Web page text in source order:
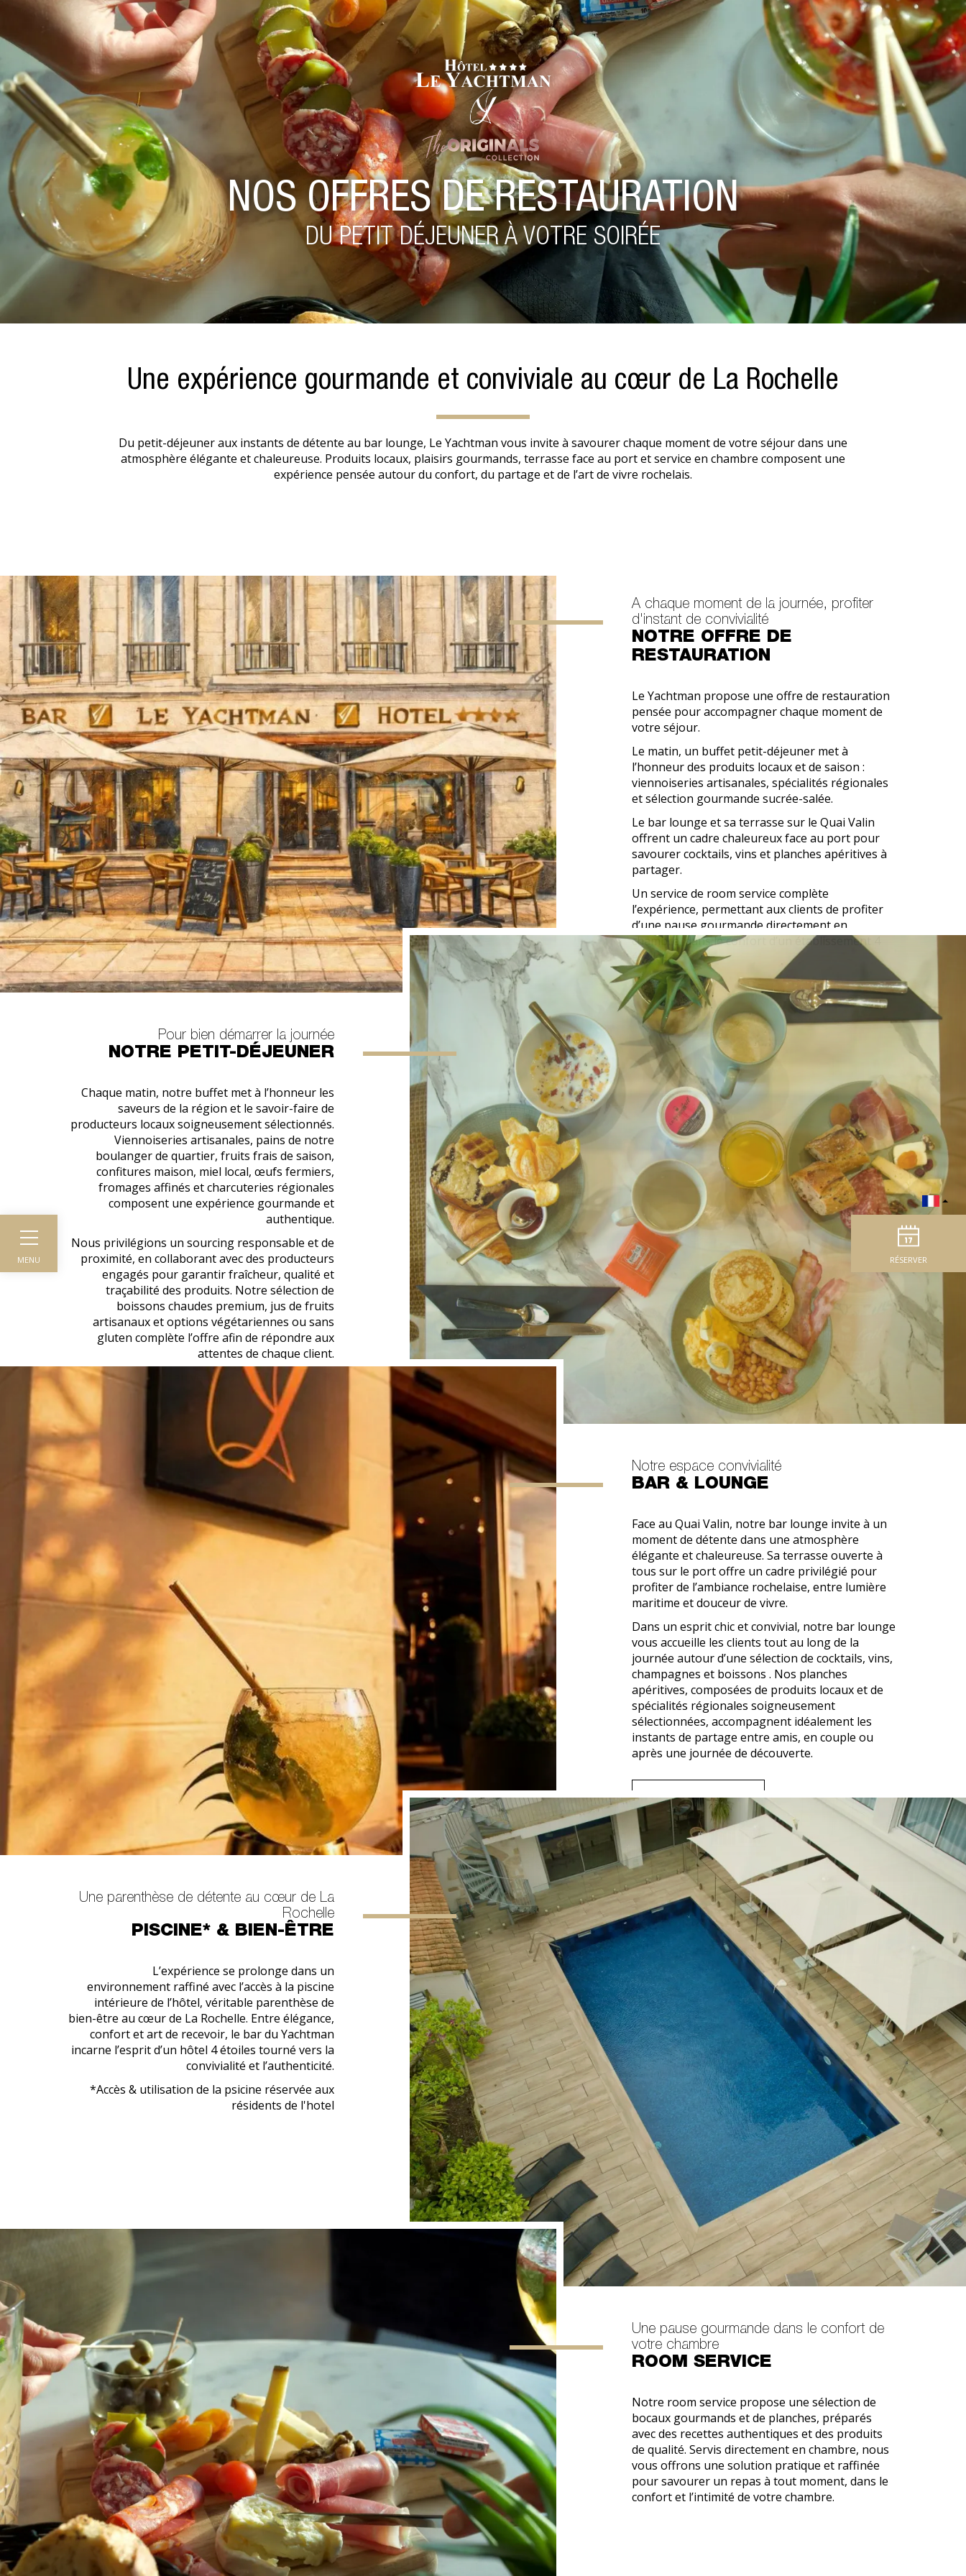
MENU RÉSERVER
NOS OFFRES DE RESTAURATION
DU PETIT DÉJEUNER À VOTRE SOIRÉE
Une expérience gourmande et conviviale au cœur de La Rochelle
Du petit-déjeuner aux instants de détente au bar lounge, Le Yachtman vous invite à savourer chaque moment de votre séjour dans une
atmosphère élégante et chaleureuse. Produits locaux, plaisirs gourmands, terrasse face au port et service en chambre composent une
expérience pensée autour du confort, du partage et de l’art de vivre rochelais.
A chaque moment de la journée, profiter
d'instant de convivialité
NOTRE OFFRE DE
RESTAURATION
Le Yachtman propose une offre de restauration
pensée pour accompagner chaque moment de
votre séjour.
Le matin, un buffet petit-déjeuner met à
l’honneur des produits locaux et de saison :
viennoiseries artisanales, spécialités régionales
et sélection gourmande sucrée-salée.
Le bar lounge et sa terrasse sur le Quai Valin
offrent un cadre chaleureux face au port pour
savourer cocktails, vins et planches apéritives à
partager.
Un service de room service complète
l’expérience, permettant aux clients de profiter
d’une pause gourmande directement en
chambre, dans le confort d’un établissement 4
étoiles.
Pour bien démarrer la journée
NOTRE PETIT-DÉJEUNER
Chaque matin, notre buffet met à l’honneur les
saveurs de la région et le savoir-faire de
producteurs locaux soigneusement sélectionnés.
Viennoiseries artisanales, pains de notre
boulanger de quartier, fruits frais de saison,
confitures maison, miel local, œufs fermiers,
fromages affinés et charcuteries régionales
composent une expérience gourmande et
authentique.
Nous privilégions un sourcing responsable et de
proximité, en collaborant avec des producteurs
engagés pour garantir fraîcheur, qualité et
traçabilité des produits. Notre sélection de
boissons chaudes premium, jus de fruits
artisanaux et options végétariennes ou sans
gluten complète l’offre afin de répondre aux
attentes de chaque client.
Lundi au vendredi de 07h00 à 10h30
Samedi et dimanche de 08h00 à 11h00
Notre espace convivialité
BAR & LOUNGE
Face au Quai Valin, notre bar lounge invite à un
moment de détente dans une atmosphère
élégante et chaleureuse. Sa terrasse ouverte à
tous sur le port offre un cadre privilégié pour
profiter de l’ambiance rochelaise, entre lumière
maritime et douceur de vivre.
Dans un esprit chic et convivial, notre bar lounge
vous accueille les clients tout au long de la
journée autour d’une sélection de cocktails, vins,
champagnes et boissons . Nos planches
apéritives, composées de produits locaux et de
spécialités régionales soigneusement
sélectionnées, accompagnent idéalement les
instants de partage entre amis, en couple ou
après une journée de découverte.
Découvrir la carte
Une parenthèse de détente au cœur de La
Rochelle
PISCINE* & BIEN-ÊTRE
L’expérience se prolonge dans un
environnement raffiné avec l’accès à la piscine
intérieure de l’hôtel, véritable parenthèse de
bien-être au cœur de La Rochelle. Entre élégance,
confort et art de recevoir, le bar du Yachtman
incarne l’esprit d’un hôtel 4 étoiles tourné vers la
convivialité et l’authenticité.
*Accès & utilisation de la psicine réservée aux
résidents de l'hotel
Une pause gourmande dans le confort de
votre chambre
ROOM SERVICE
Notre room service propose une sélection de
bocaux gourmands et de planches, préparés
avec des recettes authentiques et des produits
de qualité. Servis directement en chambre, nous
vous offrons une solution pratique et raffinée
pour savourer un repas à tout moment, dans le
confort et l’intimité de votre chambre.